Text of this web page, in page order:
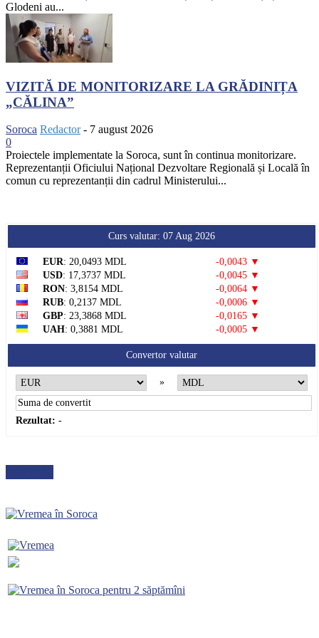
Glodeni au...
VIZITĂ DE MONITORIZARE LA GRĂDINIȚA
„CĂLINA”
Soroca Redactor - 7 august 2026
0
Proiectele implementate la Soroca, sunt în continua monitorizare.
Reprezentanții Oficiului Național Dezvoltare Regională și Locală în
comun cu reprezentanții din cadrul Ministerului...
Curs valutar: 07 Aug 2026
EUR: 20,0493 MDL
-0,0043 ▼
USD: 17,3737 MDL
-0,0045 ▼
RON: 3,8154 MDL
-0,0064 ▼
RUB: 0,2137 MDL
-0,0006 ▼
GBP: 23,3868 MDL
-0,0165 ▼
UAH: 0,3881 MDL -0,0005 ▼
Convertor valutar
»
Rezultat: -